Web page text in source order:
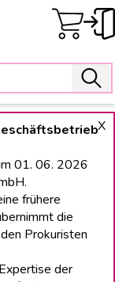
X
01. 06. 2026
frühere
die
Prokuristen
der